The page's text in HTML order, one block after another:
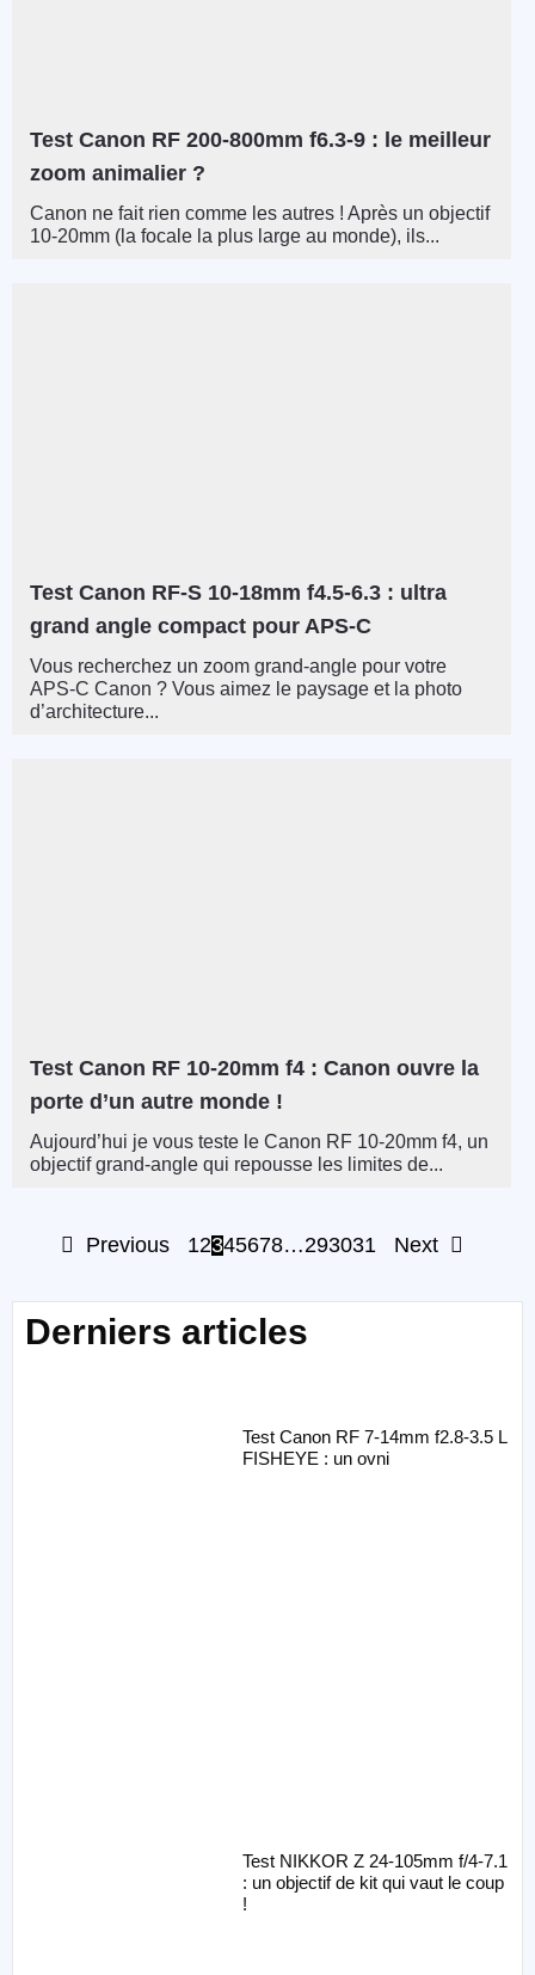
Test Canon RF 200-800mm f6.3-9 : le meilleur
zoom animalier ?
Canon ne fait rien comme les autres ! Après un objectif
10-20mm (la focale la plus large au monde), ils...
Test Canon RF-S 10-18mm f4.5-6.3 : ultra
grand angle compact pour APS-C
Vous recherchez un zoom grand-angle pour votre
APS-C Canon ? Vous aimez le paysage et la photo
d’architecture...
Test Canon RF 10-20mm f4 : Canon ouvre la
porte d’un autre monde !
Aujourd’hui je vous teste le Canon RF 10-20mm f4, un
objectif grand-angle qui repousse les limites de...
Previous 12345678…293031 Next
Derniers articles
Test Canon RF 7-14mm f2.8-3.5 L
FISHEYE : un ovni
Test NIKKOR Z 24-105mm f/4-7.1
: un objectif de kit qui vaut le coup
!